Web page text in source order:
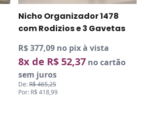
Nicho Organizador 1478
com Rodizios e 3 Gavetas
R$ 377,09 no pix à vista
8x de R$ 52,37 no cartão
sem juros
De:R$ 465,25
Por: R$ 418,99